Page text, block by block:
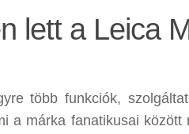
lett a Leica
több funkciók,
a márka fanatikusai